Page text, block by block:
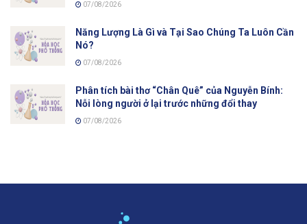
07/08/2026
Năng Lượng Là Gì và Tại Sao Chúng Ta Luôn Cần
Nó?
07/08/2026
Phân tích bài thơ “Chân Quê” của Nguyễn Bính:
Nỗi lòng người ở lại trước những đổi thay
07/08/2026